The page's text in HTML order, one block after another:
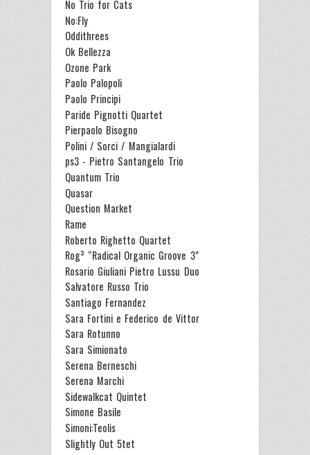
No Trio for Cats
No:Fly
Oddithrees
Ok Bellezza
Ozone Park
Paolo Palopoli
Paolo Principi
Paride Pignotti Quartet
Pierpaolo Bisogno
Polini / Sorci / Mangialardi
ps3 - Pietro Santangelo Trio
Quantum Trio
Quasar
Question Market
Rame
Roberto Righetto Quartet
Rog³ “Radical Organic Groove 3”
Rosario Giuliani Pietro Lussu Duo
Salvatore Russo Trio
Santiago Fernandez
Sara Fortini e Federico de Vittor
Sara Rotunno
Sara Simionato
Serena Berneschi
Serena Marchi
Sidewalkcat Quintet
Simone Basile
Simoni:Teolis
Slightly Out 5tet